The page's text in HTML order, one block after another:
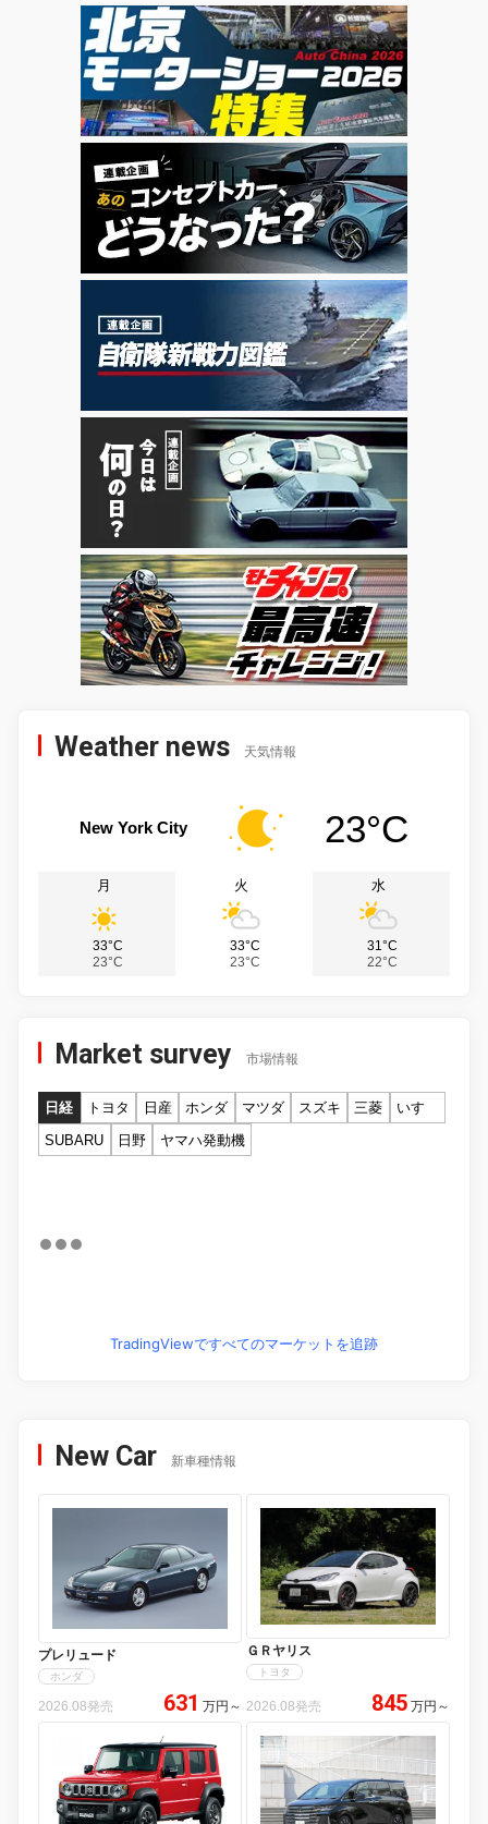
Weather news 天気情報
New York City 23°C
月
33°C
23°C
火
33°C
23°C
水
31°C
22°C
Market survey 市場情報
日経 トヨタ 日産 ホンダ マツダ スズキ 三菱
いすゞ
SUBARU
日野 ヤマハ発動機
TradingViewですべてのマーケットを追跡
New Car 新車種情報
プレリュード
ホンダ
2026.08発売 631 万円 ～
ＧＲヤリス
トヨタ
2026.08発売 845 万円 ～